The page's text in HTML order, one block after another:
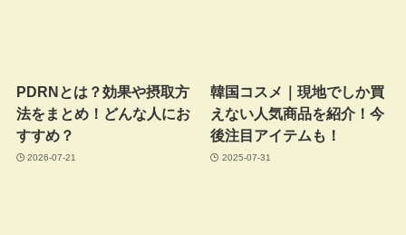
PDRNとは？効果や摂取方
法をまとめ！どんな人にお
すすめ？
2026-07-21
韓国コスメ｜現地でしか買
えない人気商品を紹介！今
後注目アイテムも！
2025-07-31